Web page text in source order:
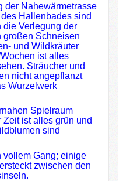
der Nahewärmetrasse
Hallenbades sind
die Verlegung der
großen Schneisen
und Wildkräuter
ist alles
Sträucher und
nicht angepflanzt
Wurzelwerk
Spielraum
Zeit ist alles grün und
sind
vollem Gang; einige
zwischen den